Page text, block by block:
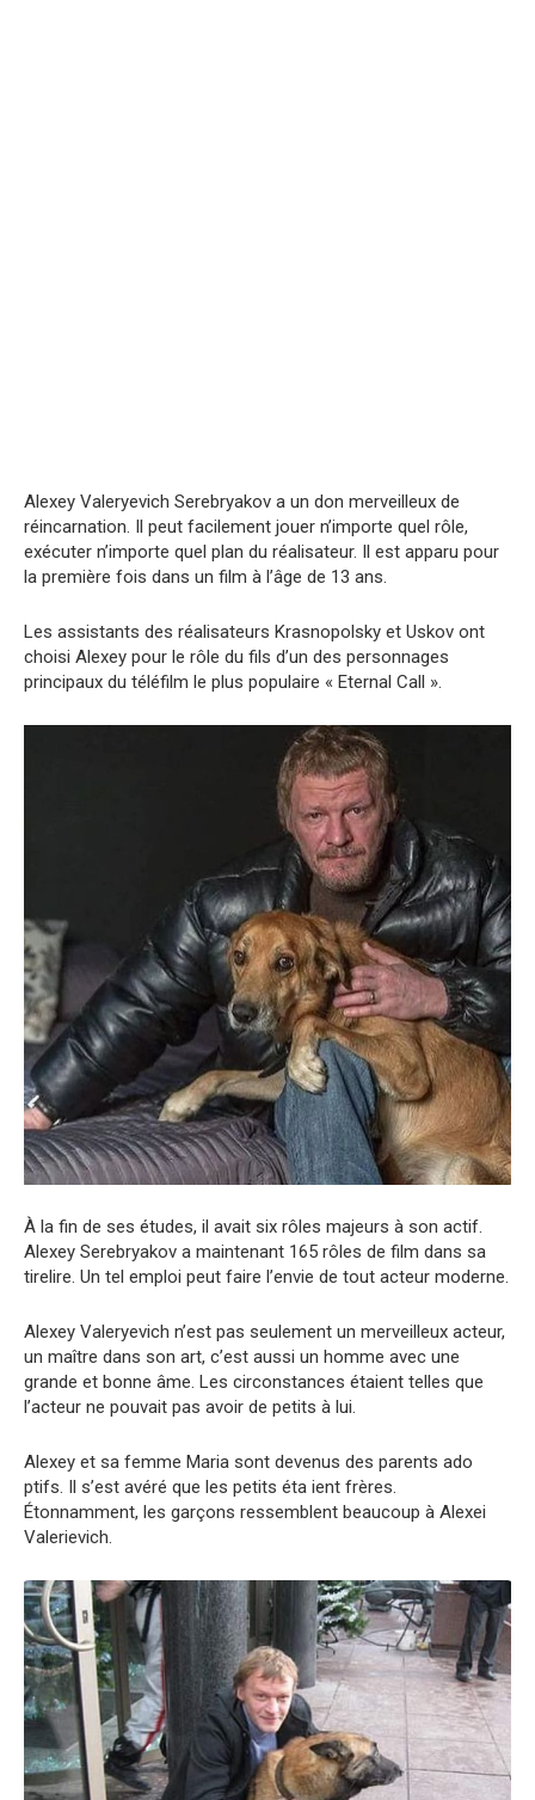
Alexey Valeryevich Serebryakov a un don merveilleux de
réincarnation. Il peut facilement jouer n’importe quel rôle,
exécuter n’importe quel plan du réalisateur. Il est apparu pour
la première fois dans un film à l’âge de 13 ans.
Les assistants des réalisateurs Krasnopolsky et Uskov ont
choisi Alexey pour le rôle du fils d’un des personnages
principaux du téléfilm le plus populaire « Eternal Call ».
À la fin de ses études, il avait six rôles majeurs à son actif.
Alexey Serebryakov a maintenant 165 rôles de film dans sa
tirelire. Un tel emploi peut faire l’envie de tout acteur moderne.
Alexey Valeryevich n’est pas seulement un merveilleux acteur,
un maître dans son art, c’est aussi un homme avec une
grande et bonne âme. Les circonstances étaient telles que
l’acteur ne pouvait pas avoir de petits à lui.
Alexey et sa femme Maria sont devenus des parents ado
ptifs. Il s’est avéré que les petits éta ient frères.
Étonnamment, les garçons ressemblent beaucoup à Alexei
Valerievich.